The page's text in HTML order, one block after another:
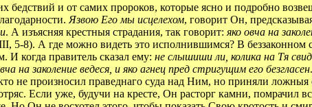
и от самих пророков, которые ясно и подробно
Язвою Его мы исцелехом, говорит Он,
. А изъясняя крестныя страдания, так говорит: яко овча на
5-8). А где можно видеть это исполнившимся? В беззаконном
И когда правитель сказал ему: не слышиши ли, колика на Тя
на заколение ведеся, и яко агнец пред стригущим его безгласен
не произносил праведнаго суда над Ним, но приняли
Если уже, будучи на кресте, Он расторг камни, помрачил